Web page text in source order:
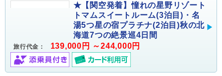
★【関空発着】憧れの星野リゾート
トマムスイートルーム(3泊目)・名
湯5つ星の宿プラチナ(2泊目)秋の北
海道7つの絶景巡4日間
旅行代金： 139,000円 ～244,000円